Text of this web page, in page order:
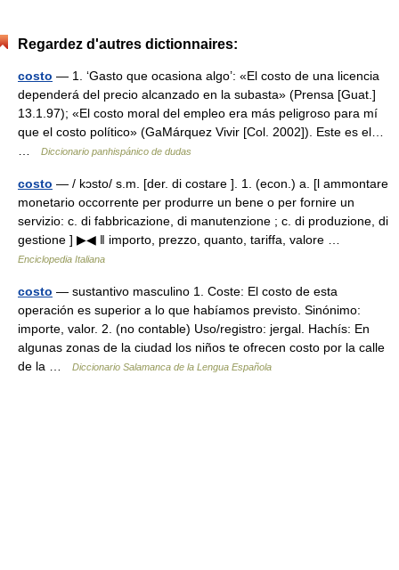
Regardez d'autres dictionnaires:
costo — 1. ‘Gasto que ocasiona algo’: «El costo de una licencia
dependerá del precio alcanzado en la subasta» (Prensa [Guat.]
13.1.97); «El costo moral del empleo era más peligroso para mí
que el costo político» (GaMárquez Vivir [Col. 2002]). Este es el…
Diccionario panhispánico de dudas
costo — / kɔsto/ s.m. [der. di costare ]. 1. (econ.) a. [l ammontare
monetario occorrente per produrre un bene o per fornire un
servizio: c. di fabbricazione, di manutenzione ; c. di produzione, di
gestione ] ▶◀ ‖ importo, prezzo, quanto, tariffa, valore …
Enciclopedia Italiana
costo — sustantivo masculino 1. Coste: El costo de esta
operación es superior a lo que habíamos previsto. Sinónimo:
importe, valor. 2. (no contable) Uso/registro: jergal. Hachís: En
algunas zonas de la ciudad los niños te ofrecen costo por la calle
de la …
Diccionario Salamanca de la Lengua Española